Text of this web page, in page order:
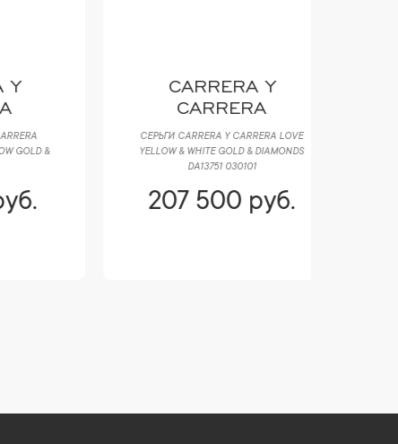
CARRERA Y
CARRERA
СЕРЬГИ CARRERA Y CARRERA LOVE
YELLOW & WHITE GOLD & DIAMONDS
DA13751 030101
207 500 руб.